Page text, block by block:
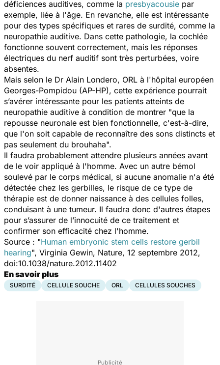
déficiences auditives, comme la presbyacousie par
exemple, liée à l'âge. En revanche, elle est intéressante
pour des types spécifiques et rares de surdité, comme la
neuropathie auditive. Dans cette pathologie, la cochlée
fonctionne souvent correctement, mais les réponses
électriques du nerf auditif sont très perturbées, voire
absentes.
Mais selon le Dr Alain Londero, ORL à l'hôpital européen
Georges-Pompidou (AP-HP), cette expérience pourrait
s’avérer intéressante pour les patients atteints de
neuropathie auditive à condition de montrer "que la
repousse neuronale est bien fonctionnelle, c'est-à-dire,
que l'on soit capable de reconnaître des sons distincts et
pas seulement du brouhaha".
Il faudra probablement attendre plusieurs années avant
de le voir appliqué à l'homme. Avec un autre bémol
soulevé par le corps médical, si aucune anomalie n'a été
détectée chez les gerbilles, le risque de ce type de
thérapie est de donner naissance à des cellules folles,
conduisant à une tumeur. Il faudra donc d'autres étapes
pour s’assurer de l’innocuité de ce traitement et
confirmer son efficacité chez l'homme.
Source : "Human embryonic stem cells restore gerbil
hearing", Virginia Gewin, Nature, 12 septembre 2012,
doi:10.1038/nature.2012.11402
En savoir plus
SURDITÉ CELLULE SOUCHE ORL CELLULES SOUCHES